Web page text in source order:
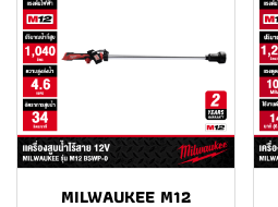
MILWAUKEE M12